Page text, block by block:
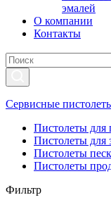
эмалей
О компании
Контакты
Сервисные
Пистолеты для
Пистолеты для
Пистолеты
Пистолеты
Фильтр